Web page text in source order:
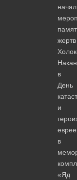
жертв
в
День
и
в
«Яд